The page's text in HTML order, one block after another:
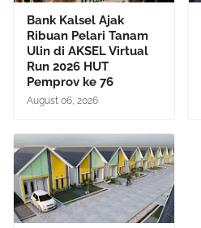
Bank Kalsel Ajak
Ribuan Pelari Tanam
Ulin di AKSEL Virtual
Run 2026 HUT
Pemprov ke 76
August 06, 2026